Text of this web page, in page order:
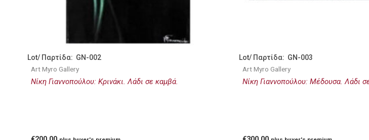
Lot/ Παρτίδα: GN-002
Art Myro Gallery
Νίκη Γιαννοπούλου: Κρινάκι. Λάδι σε καμβά.
Lot/ Παρτίδα: GN-003
Art Myro Gallery
Νίκη Γιαννοπούλου: Μέδουσα. Λάδι